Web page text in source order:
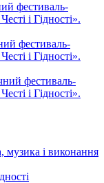
фестиваль-
і Гідності».
фестиваль-
і Гідності».
фестиваль-
і Гідності».
музика і виконання